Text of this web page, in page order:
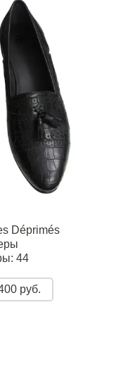
Déprimés
44
руб.